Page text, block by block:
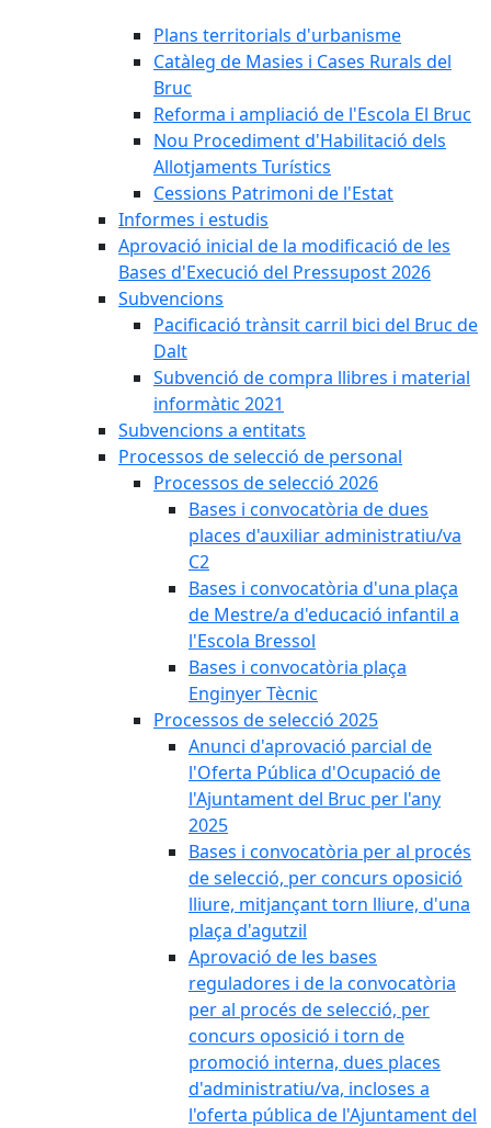
Plans territorials d'urbanisme
Catàleg de Masies i Cases Rurals del
Bruc
Reforma i ampliació de l'Escola El Bruc
Nou Procediment d'Habilitació dels
Allotjaments Turístics
Cessions Patrimoni de l'Estat
Informes i estudis
Aprovació inicial de la modificació de les
Bases d'Execució del Pressupost 2026
Subvencions
Pacificació trànsit carril bici del Bruc de
Dalt
Subvenció de compra llibres i material
informàtic 2021
Subvencions a entitats
Processos de selecció de personal
Processos de selecció 2026
Bases i convocatòria de dues
places d'auxiliar administratiu/va
C2
Bases i convocatòria d'una plaça
de Mestre/a d'educació infantil a
l'Escola Bressol
Bases i convocatòria plaça
Enginyer Tècnic
Processos de selecció 2025
Anunci d'aprovació parcial de
l'Oferta Pública d'Ocupació de
l'Ajuntament del Bruc per l'any
2025
Bases i convocatòria per al procés
de selecció, per concurs oposició
lliure, mitjançant torn lliure, d'una
plaça d'agutzil
Aprovació de les bases
reguladores i de la convocatòria
per al procés de selecció, per
concurs oposició i torn de
promoció interna, dues places
d'administratiu/va, incloses a
l'oferta pública de l'Ajuntament del